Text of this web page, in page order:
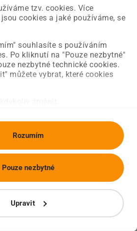
tzv. cookies. Více
cookies a jaké používáme, se
souhlasíte s používáním
Po kliknutí na "Pouze nezbytné"
nezbytné technické cookies.
můžete vybrat, které cookies
Rozumím
Upravit
Pouze nezbytné
naší straně a už ji opravujeme.
načíst požadovanou stránku.
Úvodní strana